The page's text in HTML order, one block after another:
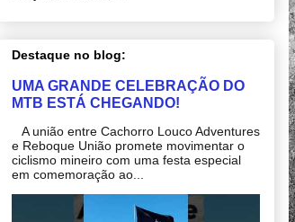
Destaque no blog:
UMA GRANDE CELEBRAÇÃO DO
MTB ESTÁ CHEGANDO!
A união entre Cachorro Louco Adventures
e Reboque União promete movimentar o
ciclismo mineiro com uma festa especial
em comemoração ao...